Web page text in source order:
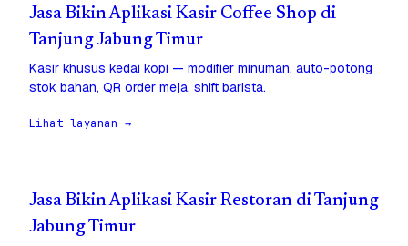
Jasa Bikin Aplikasi Kasir Coffee Shop di
Tanjung Jabung Timur
Kasir khusus kedai kopi — modifier minuman, auto-potong
stok bahan, QR order meja, shift barista.
Lihat layanan →
Jasa Bikin Aplikasi Kasir Restoran di Tanjung
Jabung Timur